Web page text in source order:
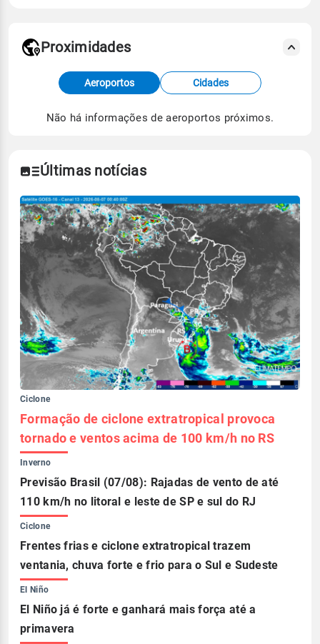
Fonte: dados combinados de estações
meteorológicas e satélite do Centro de Previsão
de Tempo e Estudos Climáticos (CPTEC).
Proximidades
Aeroportos Cidades
Não há informações de aeroportos próximos.
Últimas notícias
Ciclone
Formação de ciclone extratropical provoca
tornado e ventos acima de 100 km/h no RS
Inverno
Previsão Brasil (07/08): Rajadas de vento de até
110 km/h no litoral e leste de SP e sul do RJ
Ciclone
Frentes frias e ciclone extratropical trazem
ventania, chuva forte e frio para o Sul e Sudeste
El Niño
El Niño já é forte e ganhará mais força até a
primavera